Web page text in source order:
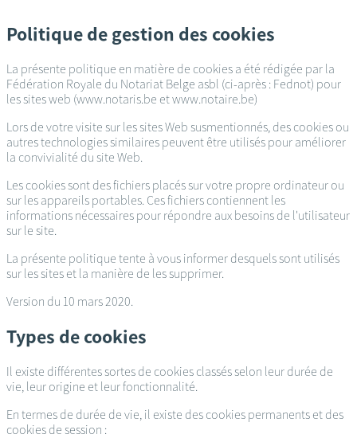
au
contenu
Politique de gestion des cookies
La présente politique en matière de cookies a été rédigée par la
Fédération Royale du Notariat Belge asbl (ci-après : Fednot) pour
les sites web (www.notaris.be et www.notaire.be)
Lors de votre visite sur les sites Web susmentionnés, des cookies ou
autres technologies similaires peuvent être utilisés pour améliorer
la convivialité du site Web.
Les cookies sont des fichiers placés sur votre propre ordinateur ou
sur les appareils portables. Ces fichiers contiennent les
informations nécessaires pour répondre aux besoins de l'utilisateur
sur le site.
La présente politique tente à vous informer desquels sont utilisés
sur les sites et la manière de les supprimer.
Version du 10 mars 2020.
Types de cookies
Il existe différentes sortes de cookies classés selon leur durée de
vie, leur origine et leur fonctionnalité.
En termes de durée de vie, il existe des cookies permanents et des
cookies de session :